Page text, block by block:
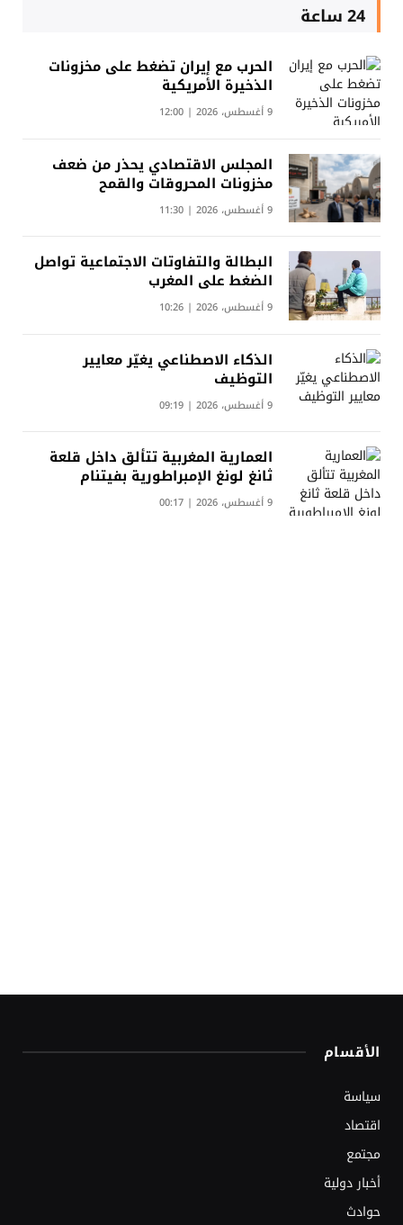
24 ساعة
الحرب مع إيران تضغط على مخزونات
الذخيرة الأمريكية
9 أغسطس، 2026 | 12:00
المجلس الاقتصادي يحذر من ضعف
مخزونات المحروقات والقمح
9 أغسطس، 2026 | 11:30
البطالة والتفاوتات الاجتماعية تواصل
الضغط على المغرب
9 أغسطس، 2026 | 10:26
الذكاء الاصطناعي يغيّر معايير
التوظيف
9 أغسطس، 2026 | 09:19
العمارية المغربية تتألق داخل قلعة
ثانغ لونغ الإمبراطورية بفيتنام
9 أغسطس، 2026 | 00:17
الأقسام
سياسة
اقتصاد
مجتمع
أخبار دولية
حوادث